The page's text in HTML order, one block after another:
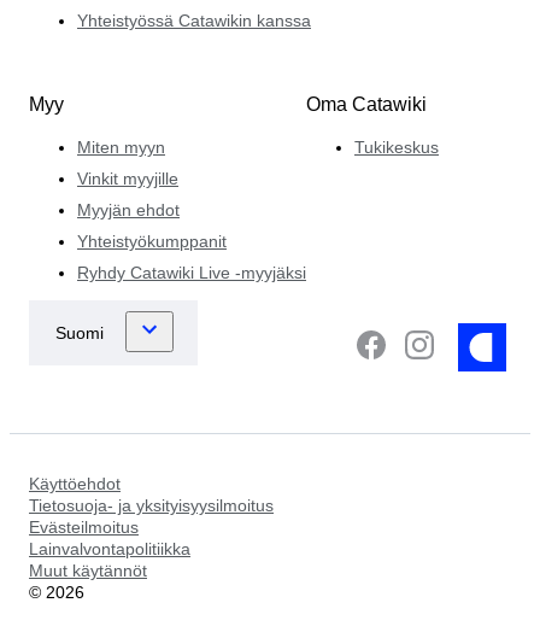
Yhteistyössä Catawikin kanssa
Myy
Miten myyn
Vinkit myyjille
Myyjän ehdot
Yhteistyökumppanit
Ryhdy Catawiki Live -myyjäksi
Oma Catawiki
Tukikeskus
Käyttöehdot
Tietosuoja- ja yksityisyysilmoitus
Evästeilmoitus
Lainvalvontapolitiikka
Muut käytännöt
© 2026